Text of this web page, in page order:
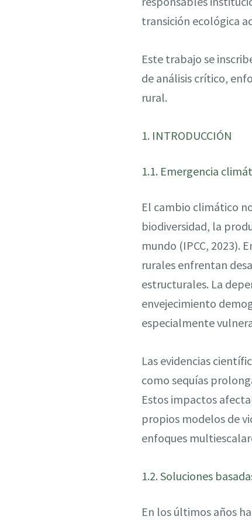
transición ecológica
Este trabajo se
de análisis crítico,
rural.
1. INTRODUCCIÓN
1.1. Emergencia
El cambio climático
biodiversidad, la
mundo (IPCC, 2023).
rurales enfrentan
estructurales. La
envejecimiento
especialmente
Las evidencias
como sequías
Estos impactos
propios modelos de
enfoques
1.2. Soluciones
En los últimos años